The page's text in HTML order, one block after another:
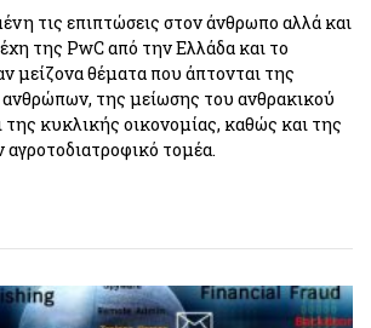
τις επιπτώσεις στον άνθρωπο αλλά και
της PwC από την Ελλάδα και το
μείζονα θέματα που άπτονται της
της μείωσης του ανθρακικού
κυκλικής οικονομίας, καθώς και της
τομέα.